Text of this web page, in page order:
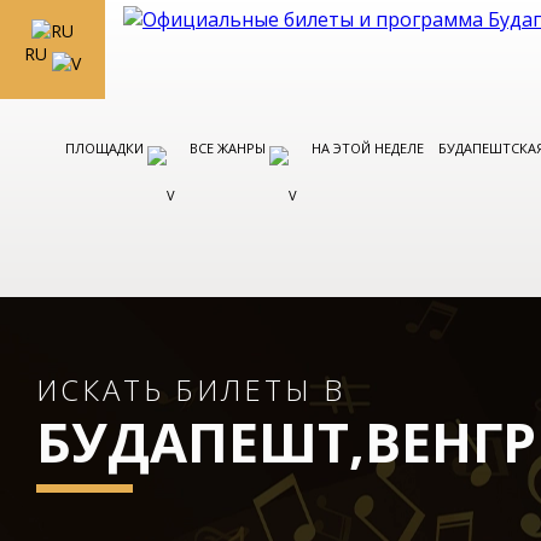
RU
ПЛОЩАДКИ ВСЕ ЖАНРЫ НА ЭТОЙ НЕДЕЛЕ
ИСКАТЬ БИЛЕТЫ В